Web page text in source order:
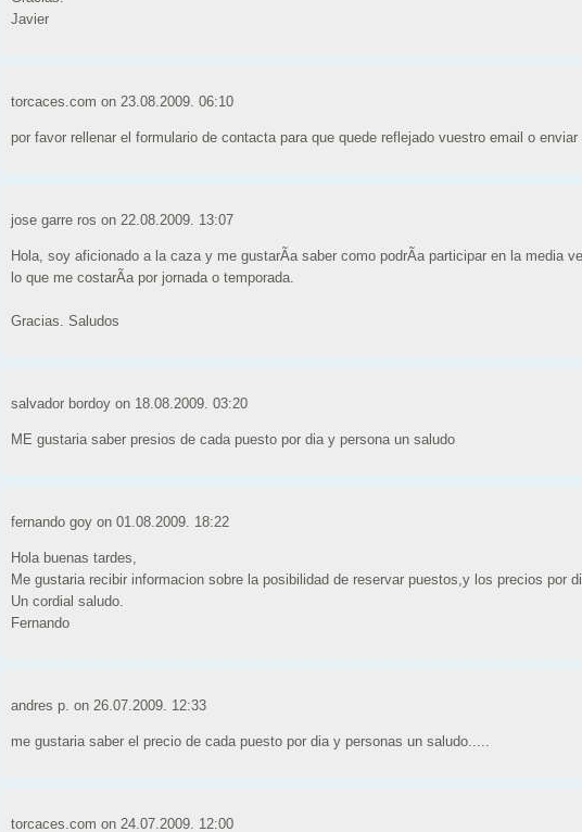
Javier
torcaces.com on 23.08.2009. 06:10
por favor rellenar el formulario de contacta para que quede reflejado vuestro email o
jose garre ros on 22.08.2009. 13:07
Hola, soy aficionado a la caza y me gustarÃ­a saber como podrÃ­a participar en la media
lo que me costarÃ­a por jornada o temporada.
Gracias. Saludos
salvador bordoy on 18.08.2009. 03:20
ME gustaria saber presios de cada puesto por dia y persona un saludo
fernando goy on 01.08.2009. 18:22
Hola buenas tardes,
Me gustaria recibir informacion sobre la posibilidad de reservar puestos,y los precios por
Un cordial saludo.
Fernando
andres p. on 26.07.2009. 12:33
me gustaria saber el precio de cada puesto por dia y personas un saludo.....
torcaces.com on 24.07.2009. 12:00